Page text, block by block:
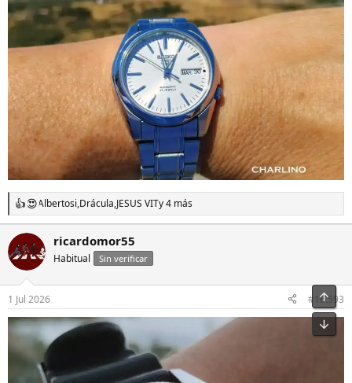
R
e
a
c
c
o
n
e
s
:
Albertosi,Drácula,JESUS VITy 4 más
ricardomor55
Habitual Sin verificar
1 Jul 2026 #16.593